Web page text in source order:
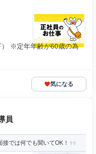
） ※定年年齢が60歳の為
気になる
員
接では何でも聞いてOK！